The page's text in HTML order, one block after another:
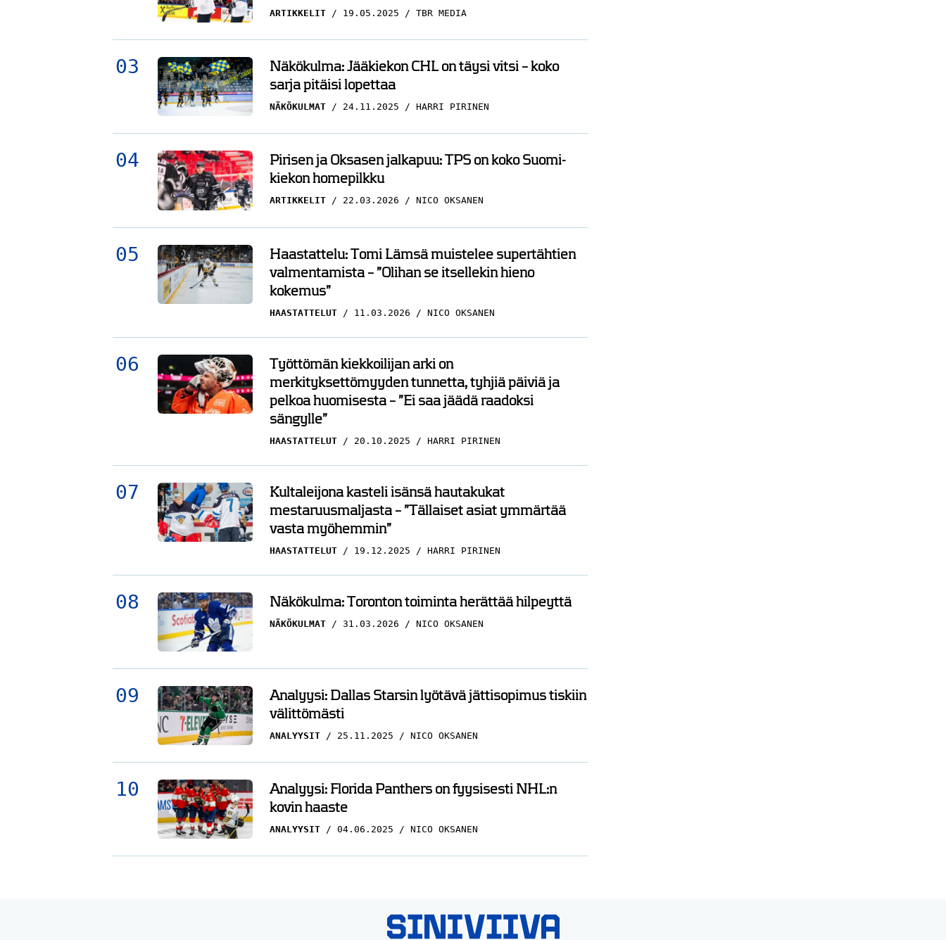
ARTIKKELIT 19.05.2025 TBR MEDIA
Näkökulma: Jääkiekon CHL on täysi vitsi – koko
sarja pitäisi lopettaa
NÄKÖKULMAT 24.11.2025 HARRI PIRINEN
Pirisen ja Oksasen jalkapuu: TPS on koko Suomi-
kiekon homepilkku
ARTIKKELIT 22.03.2026 NICO OKSANEN
Haastattelu: Tomi Lämsä muistelee supertähtien
valmentamista – ”Olihan se itsellekin hieno
kokemus”
HAASTATTELUT 11.03.2026 NICO OKSANEN
Työttömän kiekkoilijan arki on
merkityksettömyyden tunnetta, tyhjiä päiviä ja
pelkoa huomisesta – ”Ei saa jäädä raadoksi
sängylle”
HAASTATTELUT 20.10.2025 HARRI PIRINEN
Kultaleijona kasteli isänsä hautakukat
mestaruusmaljasta – ”Tällaiset asiat ymmärtää
vasta myöhemmin”
HAASTATTELUT 19.12.2025 HARRI PIRINEN
Näkökulma: Toronton toiminta herättää hilpeyttä
NÄKÖKULMAT 31.03.2026 NICO OKSANEN
Analyysi: Dallas Starsin lyötävä jättisopimus tiskiin
välittömästi
ANALYYSIT 25.11.2025 NICO OKSANEN
Analyysi: Florida Panthers on fyysisesti NHL:n
kovin haaste
ANALYYSIT 04.06.2025 NICO OKSANEN